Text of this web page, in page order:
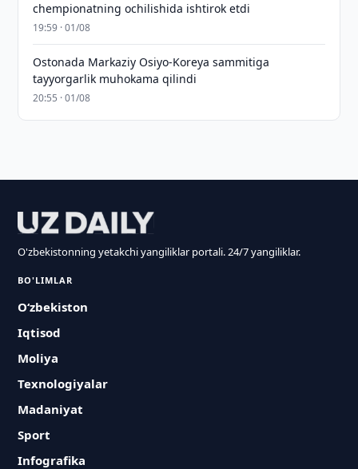
chempionatning ochilishida ishtirok etdi
19:59 · 01/08
Ostonada Markaziy Osiyo-Koreya sammitiga
tayyorgarlik muhokama qilindi
20:55 · 01/08
O'zbekistonning yetakchi yangiliklar portali. 24/7 yangiliklar.
BO'LIMLAR
O‘zbekiston
Iqtisod
Moliya
Texnologiyalar
Madaniyat
Sport
Infografika